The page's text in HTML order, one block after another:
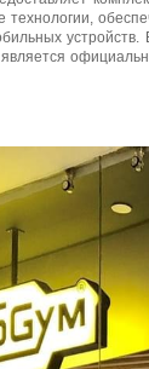
является